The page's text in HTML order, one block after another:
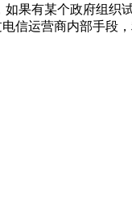
果有某个政府组织
信运营商内部手段